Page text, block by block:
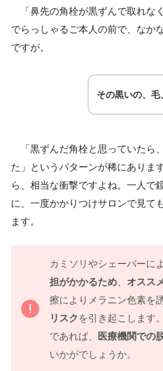
「鼻先の角栓が黒ずんで取れな
でらっしゃるご本人の前で、なか
ですが。
その黒いの、毛
「黒ずんだ角栓と思っていたら
た」というパターンが稀にありま
ら、相当な衝撃ですよね。一人で
に、一度かかりつけサロンで見て
ます。
カミソリやシェーバーに
担がかかるため、 オスス
擦によりメラニン色素を
リスク を引き起こします
であれば、
医療機関での
いかがでしょうか。